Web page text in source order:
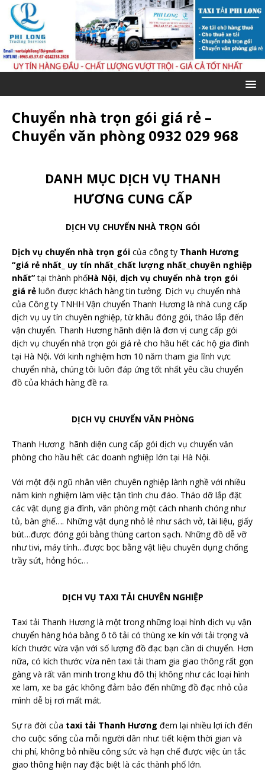
Chuyển nhà trọn gói giá rẻ –
Chuyển văn phòng 0932 029 968
DANH MỤC DỊCH VỤ THANH
HƯƠNG CUNG CẤP
DỊCH VỤ CHUYỂN NHÀ TRỌN GÓI
Dịch vụ chuyển nhà trọn gói của công ty Thanh Hương
“giá rẻ nhất_ uy tín nhất_chất lượng nhất_chuyên nghiệp
nhất”tại thành phốHà Nội, dịch vụ chuyển nhà trọn gói
giá rẻ luôn được khách hàng tin tưởng. Dịch vụ chuyển nhà
của Công ty TNHH Vận chuyển Thanh Hương là nhà cung cấp
dịch vụ uy tín chuyên nghiệp, từ khâu đóng gói, tháo lắp đến
vận chuyển. Thanh Hương hãnh diện là đơn vị cung cấp gói
dịch vụ chuyển nhà trọn gói giá rẻ cho hầu hết các hộ gia đình
tại Hà Nội. Với kinh nghiệm hơn 10 năm tham gia lĩnh vực
chuyển nhà, chúng tôi luôn đáp ứng tốt nhất yêu cầu chuyển
đồ của khách hàng đề ra.
DỊCH VỤ CHUYỂN VĂN PHÒNG
Thanh Hương hãnh diện cung cấp gói dịch vụ chuyển văn
phòng cho hầu hết các doanh nghiệp lớn tại Hà Nội.
Với một đội ngũ nhân viên chuyên nghiệp lành nghề với nhiều
năm kinh nghiệm làm việc tận tình chu đáo. Tháo dỡ lắp đặt
các vật dụng gia đình, văn phòng một cách nhanh chóng như
tủ, bàn ghế…. Những vật dụng nhỏ lẻ như sách vở, tài liệu, giấy
bút…được đóng gói bằng thùng carton sạch. Những đồ dễ vỡ
như tivi, máy tính…được bọc bằng vật liệu chuyên dụng chống
trầy sứt, hỏng hóc…
DỊCH VỤ TAXI TẢI CHUYÊN NGHIỆP
Taxi tải Thanh Hương là một trong những loại hình dịch vụ vận
chuyển hàng hóa bằng ô tô tải có thùng xe kín với tải trọng và
kích thước vừa vặn với số lượng đồ đạc bạn cần di chuyển. Hơn
nữa, có kích thước vừa nên taxi tải tham gia giao thông rất gọn
gàng và rất văn minh trong khu đô thị không như các loại hình
xe lam, xe ba gác không đảm bảo đến những đồ đạc nhỏ của
mình dễ bị rơi mất mát.
Sự ra đời của taxi tải Thanh Hương đem lại nhiều lợi ích đến
cho cuộc sống của mỗi người dân như: tiết kiệm thời gian và
chi phí, không bỏ nhiều công sức và hạn chế được việc ùn tắc
giao thông hiện nay đặc biệt là các thành phố lớn.